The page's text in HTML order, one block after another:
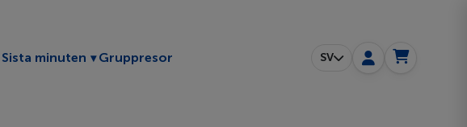
Sista minuten Toggle submenu
Gruppresor SV